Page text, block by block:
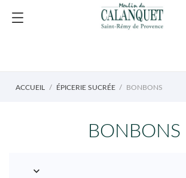
ACCUEIL ÉPICERIE SUCRÉE BONBONS
BONBONS
